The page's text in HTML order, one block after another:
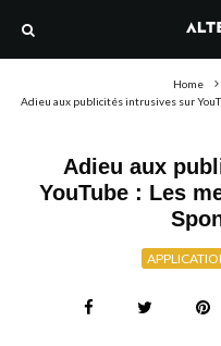
Home
Adieu aux publicités intrusives sur
Adieu aux
YouTube : Les